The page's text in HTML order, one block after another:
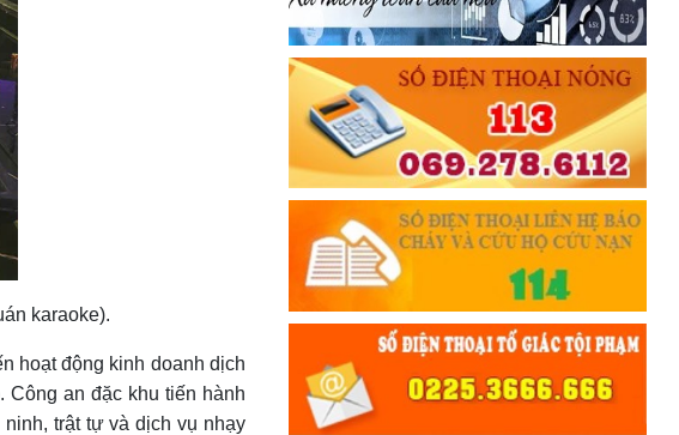
karaoke).
hoạt động kinh doanh dịch
an đặc khu tiến hành
trật tự và dịch vụ nhạy